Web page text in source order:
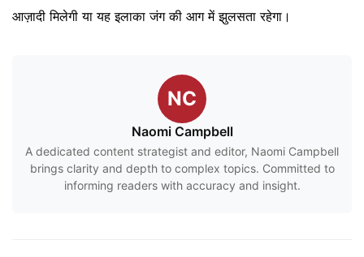
आज़ादी मिलेगी या यह इलाका जंग की आग में झुलसता रहेगा।
NC
Naomi Campbell
A dedicated content strategist and editor, Naomi Campbell
brings clarity and depth to complex topics. Committed to
informing readers with accuracy and insight.